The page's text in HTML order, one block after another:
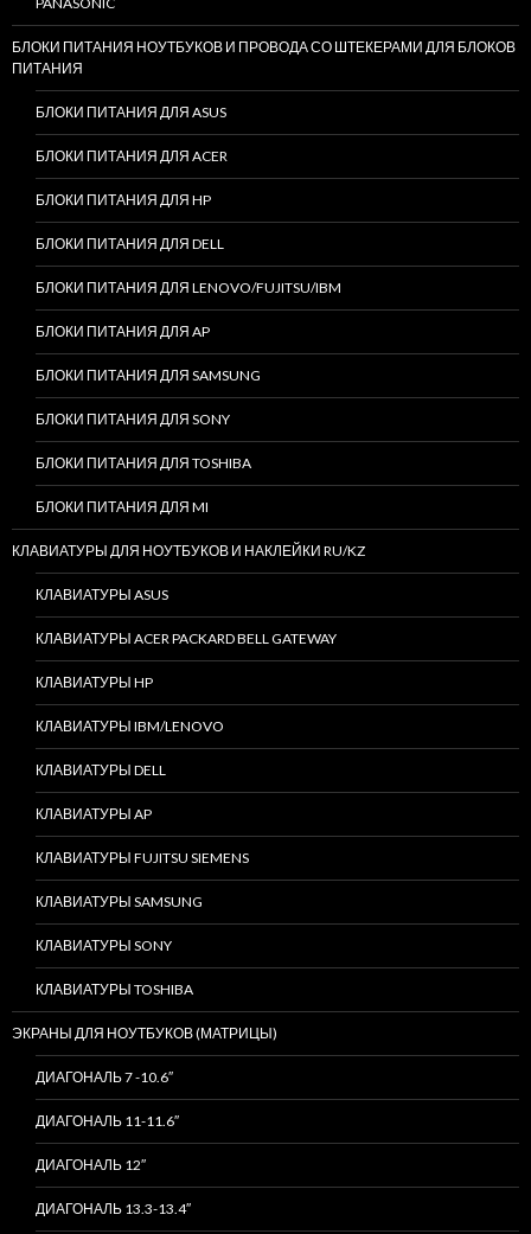
БЛОКИ ПИТАНИЯ НОУТБУКОВ И ПРОВОДА СО ШТЕКЕРАМИ ДЛЯ БЛОКОВ
ПИТАНИЯ
БЛОКИ ПИТАНИЯ ДЛЯ ASUS
БЛОКИ ПИТАНИЯ ДЛЯ ACER
БЛОКИ ПИТАНИЯ ДЛЯ HP
БЛОКИ ПИТАНИЯ ДЛЯ DELL
БЛОКИ ПИТАНИЯ ДЛЯ LENOVO/FUJITSU/IBM
БЛОКИ ПИТАНИЯ ДЛЯ AP
БЛОКИ ПИТАНИЯ ДЛЯ SAMSUNG
БЛОКИ ПИТАНИЯ ДЛЯ SONY
БЛОКИ ПИТАНИЯ ДЛЯ TOSHIBA
БЛОКИ ПИТАНИЯ ДЛЯ MI
КЛАВИАТУРЫ ДЛЯ НОУТБУКОВ И НАКЛЕЙКИ RU/KZ
КЛАВИАТУРЫ ASUS
КЛАВИАТУРЫ ACER PACKARD BELL GATEWAY
КЛАВИАТУРЫ HP
КЛАВИАТУРЫ IBM/LENOVO
КЛАВИАТУРЫ DELL
КЛАВИАТУРЫ AP
КЛАВИАТУРЫ FUJITSU SIEMENS
КЛАВИАТУРЫ SAMSUNG
КЛАВИАТУРЫ SONY
КЛАВИАТУРЫ TOSHIBA
ЭКРАНЫ ДЛЯ НОУТБУКОВ (МАТРИЦЫ)
ДИАГОНАЛЬ 7 -10.6″
ДИАГОНАЛЬ 11-11.6″
ДИАГОНАЛЬ 12″
ДИАГОНАЛЬ 13.3-13.4″